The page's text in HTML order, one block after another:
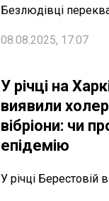
Безлюдівці
08.08.2025, 17:07
У річці на
виявили
вібріони: чи
епідемію
У річці Берестовій